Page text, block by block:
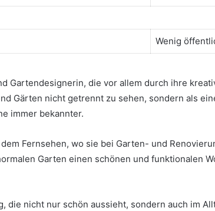
Wenig
Gartendesignerin, die vor allem durch ihre
Gärten nicht getrennt zu sehen, sondern als
immer bekannter.
Fernsehen, wo sie bei Garten- und
Garten einen schönen und funktionalen
die nicht nur schön aussieht, sondern auch im